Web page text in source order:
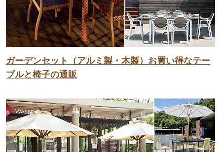
ガーデンセット（アルミ製・木製）お買い得なテー
ブルと椅子の通販